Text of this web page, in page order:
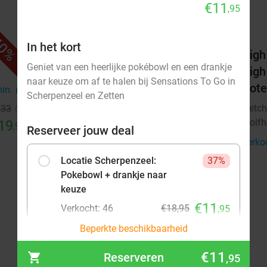
directions_car
,90
3-gangendiner bij Fletcher Hotels
Fletcher Hotels
Wolfheze
€11 ,95
In het kort
Geniet van een heerlijke pokébowl en een drankje
naar keuze om af te halen bij Sensations To Go in
Scherpenzeel en Zetten
Reserveer jouw deal
Locatie Scherpenzeel:
Pokebowl + drankje naar
keuze
37%
Verkocht: 46 €18,95 €11 ,95
Locatie Zetten: Pokebowl +
37%
Beperkte beschikbaarheid
Reserveren €11 ,95